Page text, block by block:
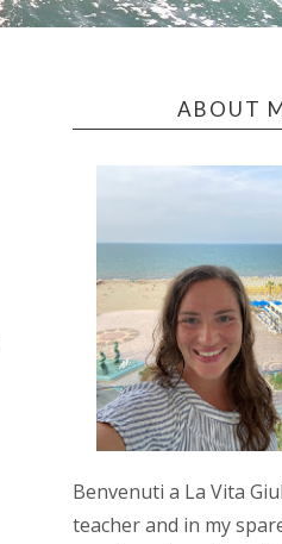
ABOUT
Benvenuti a La Vita
teacher and in my